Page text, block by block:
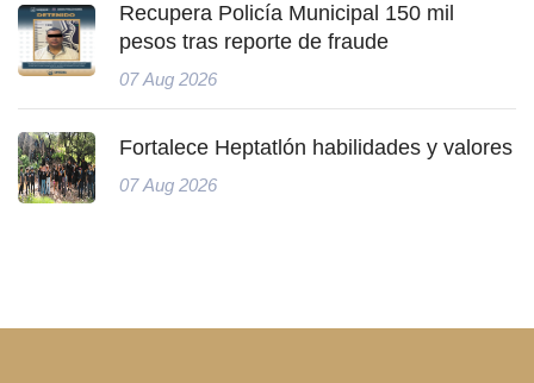
Recupera Policía Municipal 150 mil
pesos tras reporte de fraude
07 Aug 2026
Fortalece Heptatlón habilidades y valores
07 Aug 2026